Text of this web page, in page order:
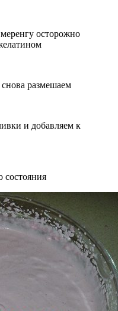
осторожно
размешаем
и добавляем к
состояния